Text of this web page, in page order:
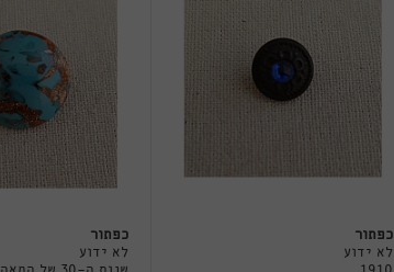
כפתור
לא ידוע
כפתור
לא ידוע